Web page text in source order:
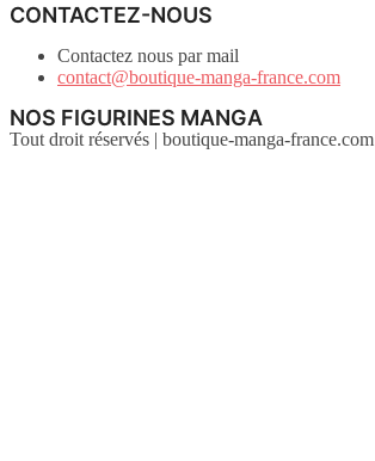
CONTACTEZ-NOUS
Contactez nous par mail
contact@boutique-manga-france.com
NOS FIGURINES MANGA
Tout droit réservés | boutique-manga-france.com